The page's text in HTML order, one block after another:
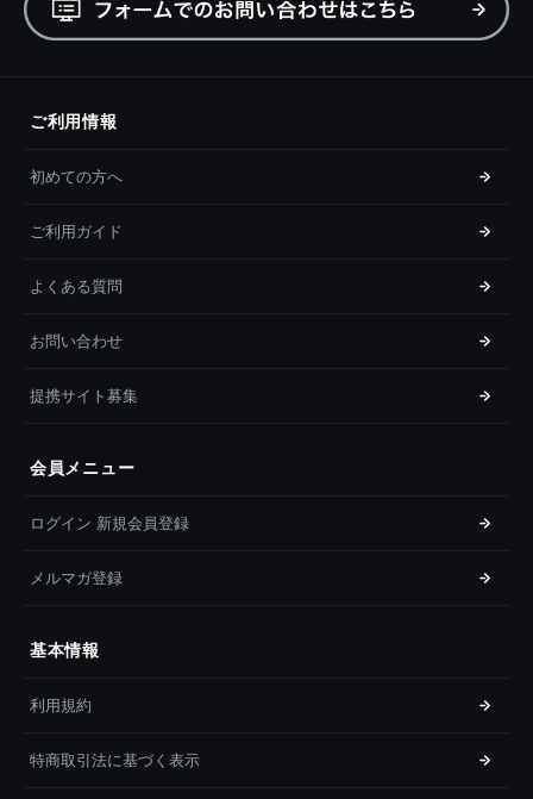
ご利用情報
初めての方へ
ご利用ガイド
よくある質問
お問い合わせ
提携サイト募集
会員メニュー
ログイン 新規会員登録
メルマガ登録
基本情報
利用規約
特商取引法に基づく表示